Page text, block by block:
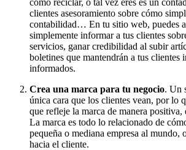
clientes asesoramiento sobre cómo
contabilidad… En tu sitio web, puedes
simplemente informar a tus clientes
servicios, ganar credibilidad al subir
boletines que mantendrán a tus clientes
informados.
Crea una marca para tu negocio. Un
única cara que los clientes vean, por lo
que refleje la marca de manera positiva,
La marca es todo lo relacionado de
pequeña o mediana empresa al mundo,
hacia el cliente.